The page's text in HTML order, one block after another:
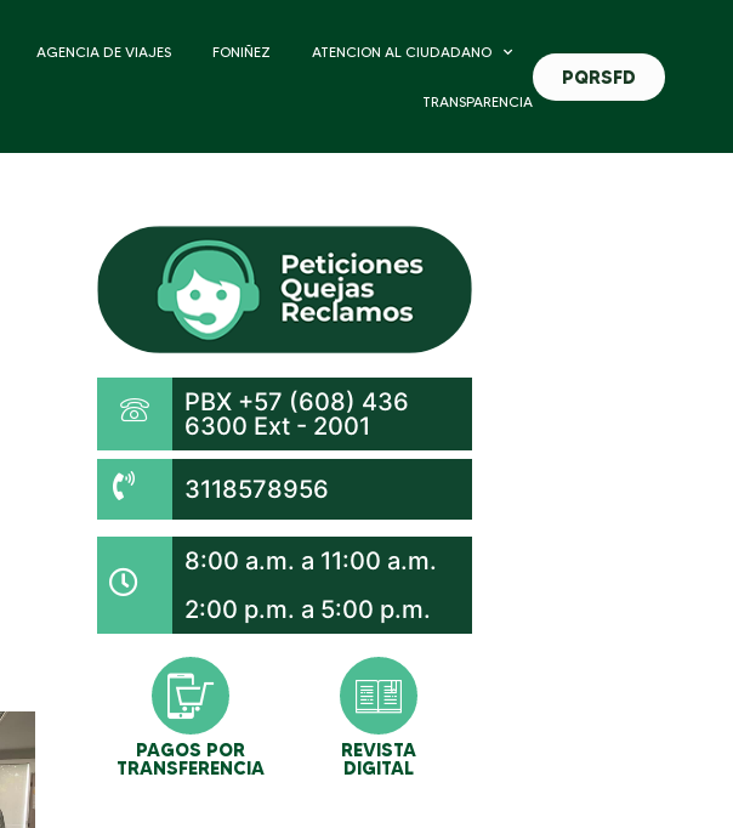
AGENCIA DE VIAJES FONIÑEZ ATENCION AL CIUDADANO
TRANSPARENCIA
PQRSFD
PBX +57 (608) 436
6300 Ext - 2001
3118578956
8:00 a.m. a 11:00 a.m.
2:00 p.m. a 5:00 p.m.
PAGOS POR
TRANSFERENCIA
REVISTA
DIGITAL